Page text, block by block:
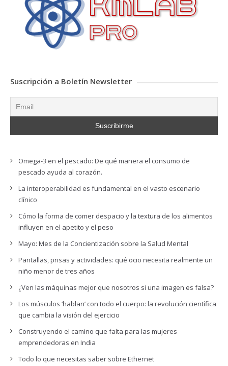
Suscripción a Boletín Newsletter
Omega-3 en el pescado: De qué manera el consumo de
pescado ayuda al corazón.
La interoperabilidad es fundamental en el vasto escenario
clínico
Cómo la forma de comer despacio y la textura de los alimentos
influyen en el apetito y el peso
Mayo: Mes de la Concientización sobre la Salud Mental
Pantallas, prisas y actividades: qué ocio necesita realmente un
niño menor de tres años
¿Ven las máquinas mejor que nosotros si una imagen es falsa?
Los músculos ‘hablan’ con todo el cuerpo: la revolución científica
que cambia la visión del ejercicio
Construyendo el camino que falta para las mujeres
emprendedoras en India
Todo lo que necesitas saber sobre Ethernet